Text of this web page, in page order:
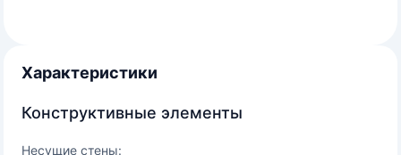
Характеристики
Конструктивные элементы
Несущие стены: